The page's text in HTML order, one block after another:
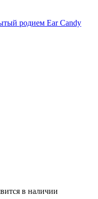
родием Ear Candy
в наличии